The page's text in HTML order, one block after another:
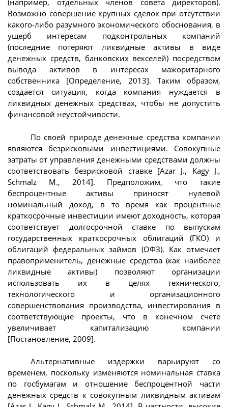
(например, отдельных членов совета директоров).
Возможно совершение крупных сделок при отсутствии
какого-либо разумного экономического обоснования, в
ущерб интересам подконтрольных компаний
(последние потеряют ликвидные активы в виде
денежных средств, банковских векселей) посредством
вывода активов в интересах мажоритарного
собственника [Определение, 2013]. Таким образом,
создается ситуация, когда компания нуждается в
ликвидных денежных средствах, чтобы не допустить
финансовой неустойчивости.
По своей природе денежные средства компании
являются безрисковыми инвестициями. Совокупные
затраты от управления денежными средствами должны
соответствовать безрисковой ставке [Azar J., Kagy J.,
Schmalz M., 2014]. Предположим, что такие
беспроцентные активы приносят нулевой
номинальный доход, в то время как процентные
краткосрочные инвестиции имеют доходность, которая
соответствует долгосрочной ставке по выпускам
государственных краткосрочных облигаций (ГКО) и
облигаций федеральных займов (ОФЗ). Как отмечает
правоприменитель, денежные средства (как наиболее
ликвидные активы) позволяют организации
использовать их в целях технического,
технологического и организационного
совершенствования производства, инвестирования в
соответствующие проекты, что в конечном счете
увеличивает капитализацию компании
[Постановление, 2009].
Альтернативные издержки варьируют со
временем, поскольку изменяются номинальная ставка
по госбумагам и отношение беспроцентной части
денежных средств к совокупным ликвидным активам